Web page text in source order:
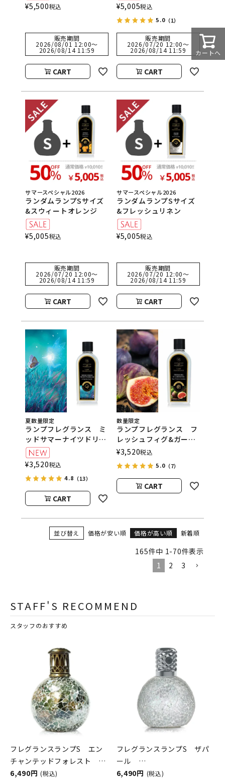
¥5,500税込
販売期間
2026/08/01 12:00〜
2026/08/14 11:59
CART
¥5,005税込
5.0（1）
販売期間
2026/07/20 12:00〜
2026/08/14 11:59
CART
サマースペシャル2026
ランダムランプSサイズ
&スウィートオレンジ
¥5,005税込
販売期間
2026/07/20 12:00〜
2026/08/14 11:59
CART
サマースペシャル2026
ランダムランプSサイズ
&フレッシュリネン
¥5,005税込
販売期間
2026/07/20 12:00〜
2026/08/14 11:59
CART
夏数量限定
ランプフレグランス ミ
ッドサマーナイツドリー
ム 500ml フレグラン
スランプ用オイル
ASHLEIGH&BURWOOD
（アシュレイアンドバー
ウッド）
¥3,520税込
4.8 （13）
CART
数量限定
ランプフレグランス フ
レッシュフィグ&ガーデ
ニア 500ml フレグラ
ンスランプ用オイル
ASHLEIGH&BURWOOD
（アシュレイアンドバー
ウッド）
¥3,520税込
5.0（7）
CART
並び替え 価格が安い順 価格が高い順 新着順
165件中 1-70件表示
1
2 3
STAFF'S RECOMMEND
スタッフのおすすめ
フレグランスランプS エン
チャンテッドフォレスト
ASHLEIGH&BURWOOD（ア
6,490円 (税込)
フレグランスランプS ザパ
ール
ASHLEIGH&BURWOOD（ア
6,490円 (税込)
カートへ